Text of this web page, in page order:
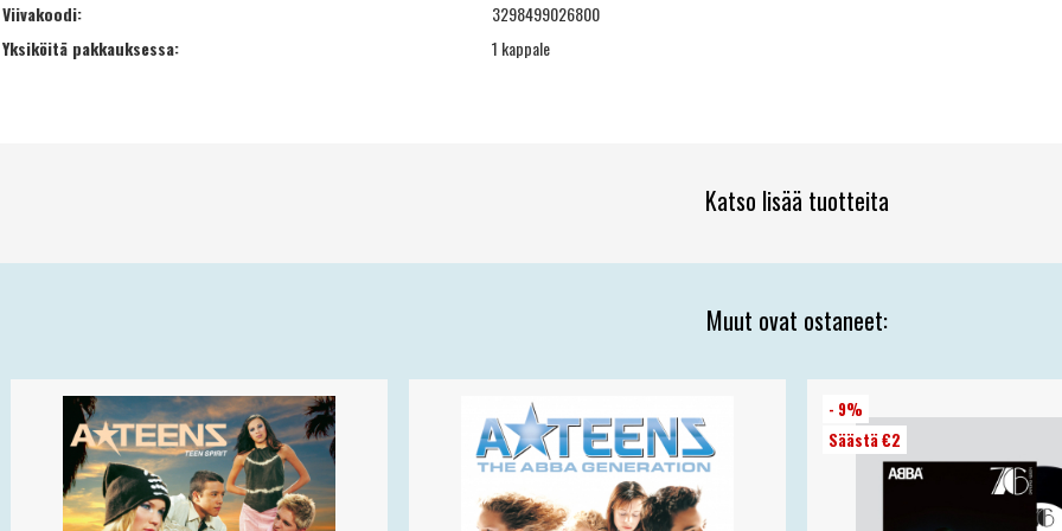
Viivakoodi:
3298499026800
Yksiköitä pakkauksessa:
1 kappale
Katso lisää tuotteita
Muut ovat ostaneet:
- 9%
Säästä €2